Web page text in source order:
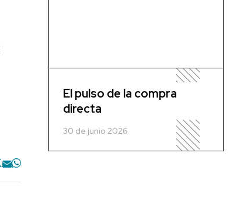
El pulso de la compra
directa
30 de junio 2026